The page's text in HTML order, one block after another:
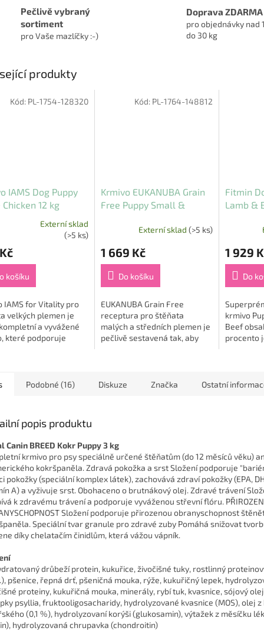
Pečlivě vybraný
sortiment
pro Vaše mazlíčky :-)
Doprava ZDARMA
pro objednávky nad
do 30 kg
produkty
IAMS Dog Puppy
Chicken 12 kg
Externí sklad
(>5 ks)
košíku
IAMS for Vitality pro
velkých plemen je
a vyvážené
které podporuje
Kód: PL-1754-128320
Krmivo EUKANUBA Grain
Free Puppy Small &
Externí sklad (>5 ks)
1 669 Kč
Do košíku
EUKANUBA Grain Free
receptura pro štěňata
malých a středních plemen je
pečlivě sestavená tak, aby
Kód: PL-1764-148812
Fitmin
Lamb &
1 929
Do
krmivo
Beef
procento
Podobné (16) Diskuze Značka Ostatní
popis produktu
Canin BREED Kokr Puppy 3 kg
krmivo pro psy speciálně určené štěňatům (do 12 měsíců věku)
kokršpaněla. Zdravá pokožka a srst Složení podporuje
pokožky (speciální komplex látek), zachovává zdraví pokožky (EPA,
A) a vyživuje srst. Obohaceno o brutnákový olej. Zdravé trávení
k zdravému trávení a podporuje vyváženou střevní flóru.
Složení podporuje přirozenou obranyschopnost
Speciální tvar granule pro zdravé zuby Pomáhá snižovat
díky chelatačím činidlům, která vážou vápník.
drůbeží protein, kukuřice, živočišné tuky, rostlinný
pšenice, řepná drť, pšeničná mouka, rýže, kukuřičný lepek,
proteiny, kukuřičná mouka, minerály, rybí tuk, kvasnice, sójový
psyllia, fruktooligosacharidy, hydrolyzované kvasnice (MOS), olej
(0,1 %), hydrolyzovaní korýši (glukosamin), výtažek z měsíčku
hydrolyzovaná chrupavka (chondroitin)